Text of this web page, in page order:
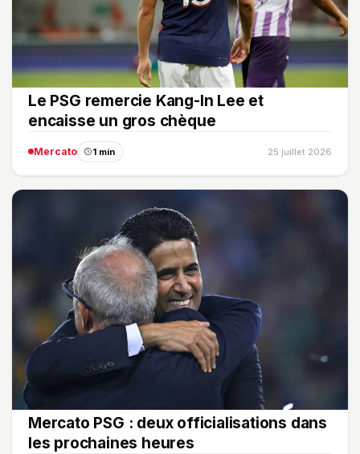
Le PSG remercie Kang-In Lee et
encaisse un gros chèque
Mercato 1 min 25 juillet 2026
Mercato PSG : deux officialisations dans
les prochaines heures